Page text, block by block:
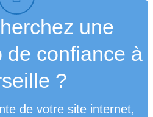
une
de confiance à
?
de votre site internet,